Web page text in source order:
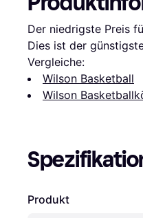
Der niedrigste Preis
Dies ist der
Vergleiche:
Wilson Basketball
Wilson
Produkt